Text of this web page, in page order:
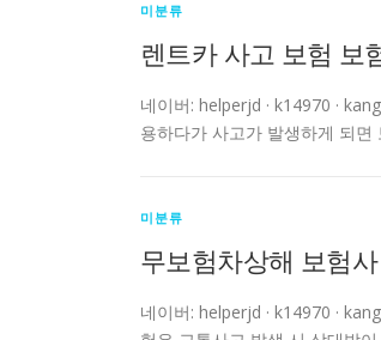
미분류
렌트카 사고 보험 보
네이버: helperjd · k14970 ·
용하다가 사고가 발생하게 되
미분류
무보험차상해 보험
네이버: helperjd · k14970 ·